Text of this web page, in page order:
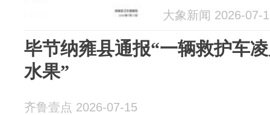
开走运输水
售，对该院
大象新闻 2026-07-
毕节纳雍县通报“一辆救护车
水果”
齐鲁壹点 2026-07-15